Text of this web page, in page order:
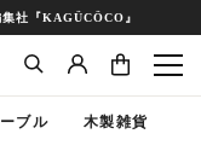
社『KAGÜCÖCO』
ブル 木製雑貨